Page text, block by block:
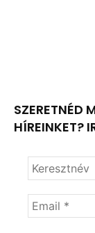
SZERETNÉD
HÍREINKET?